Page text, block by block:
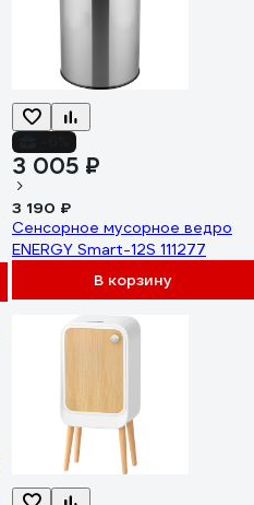
3 005 ₽
3 190 ₽
Сенсорное мусорное ведро
ENERGY Smart-12S 111277
В корзину